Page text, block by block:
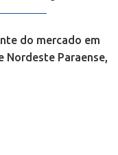
do mercado em
Nordeste Paraense,